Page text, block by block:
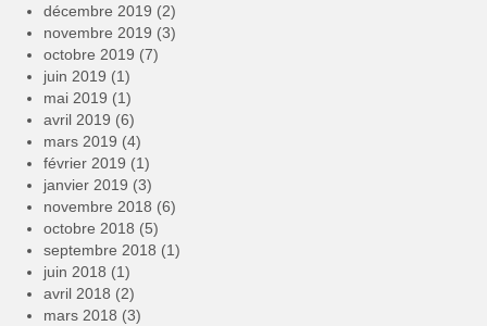
décembre 2019 (2)
novembre 2019 (3)
octobre 2019 (7)
juin 2019 (1)
mai 2019 (1)
avril 2019 (6)
mars 2019 (4)
février 2019 (1)
janvier 2019 (3)
novembre 2018 (6)
octobre 2018 (5)
septembre 2018 (1)
juin 2018 (1)
avril 2018 (2)
mars 2018 (3)